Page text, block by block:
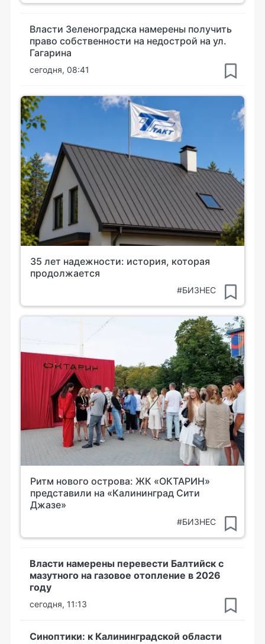
Власти Зеленоградска намерены получить
право собственности на недострой на ул.
Гагарина
сегодня, 08:41
35 лет надежности: история, которая
продолжается
#БИЗНЕС
Ритм нового острова: ЖК «ОКТАРИН»
представили на «Калининград Сити
Джазе»
#БИЗНЕС
Власти намерены перевести Балтийск с
мазутного на газовое отопление в 2026
году
сегодня, 11:13
Синоптики: к Калининградской области